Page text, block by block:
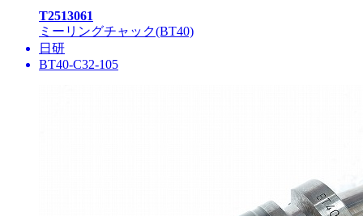
T2513061
ミーリングチャック(BT40)
日研
BT40-C32-105